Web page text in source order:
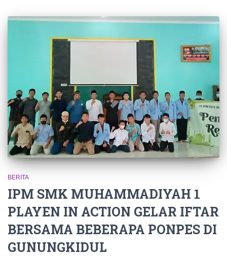
BERITA
IPM SMK MUHAMMADIYAH 1
PLAYEN IN ACTION GELAR IFTAR
BERSAMA BEBERAPA PONPES DI
GUNUNGKIDUL